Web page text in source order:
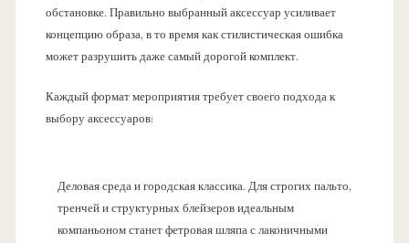
обстановке. Правильно выбранный аксессуар усиливает
концепцию образа, в то время как стилистическая ошибка
может разрушить даже самый дорогой комплект.
Каждый формат мероприятия требует своего подхода к
выбору аксессуаров:
Деловая среда и городская классика. Для строгих пальто,
тренчей и структурных блейзеров идеальным
компаньоном станет фетровая шляпа с лаконичными